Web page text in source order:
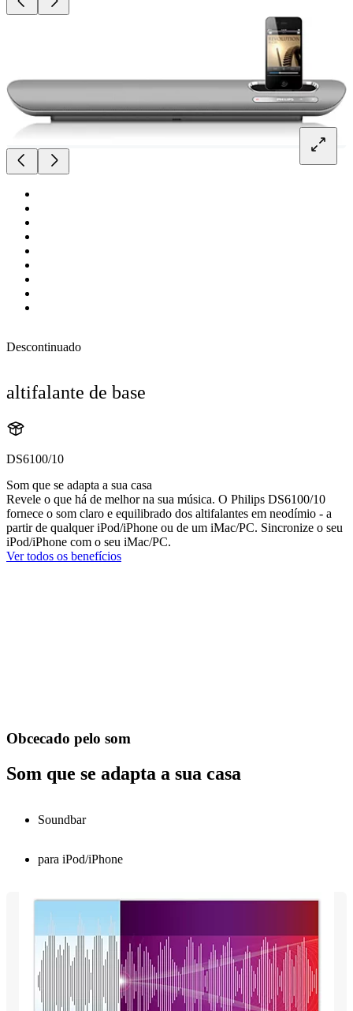
Descontinuado
altifalante de base
DS6100/10
Som que se adapta a sua casa
Revele o que há de melhor na sua música. O Philips DS6100/10
fornece o som claro e equilibrado dos altifalantes em neodímio - a
partir de qualquer iPod/iPhone ou de um iMac/PC. Sincronize o seu
iPod/iPhone com o seu iMac/PC.
Ver todos os benefícios
Obcecado pelo som
Som que se adapta a sua casa
Soundbar
para iPod/iPhone